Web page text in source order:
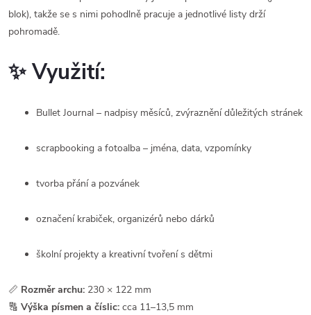
blok), takže se s nimi pohodlně pracuje a jednotlivé listy drží
pohromadě.
✨ Využití:
Bullet Journal – nadpisy měsíců, zvýraznění důležitých stránek
scrapbooking a fotoalba – jména, data, vzpomínky
tvorba přání a pozvánek
označení krabiček, organizérů nebo dárků
školní projekty a kreativní tvoření s dětmi
📏 Rozměr archu: 230 × 122 mm
🔠 Výška písmen a číslic: cca 11–13,5 mm